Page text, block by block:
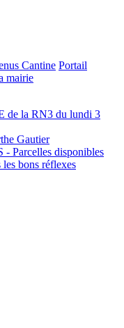
Cantine Portail
mairie
de la RN3 du lundi 3
Gautier
Parcelles disponibles
bons réflexes